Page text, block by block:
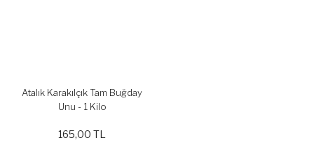
Atalık Karakılçık Tam Buğday
Unu - 1 Kilo
165,00 TL